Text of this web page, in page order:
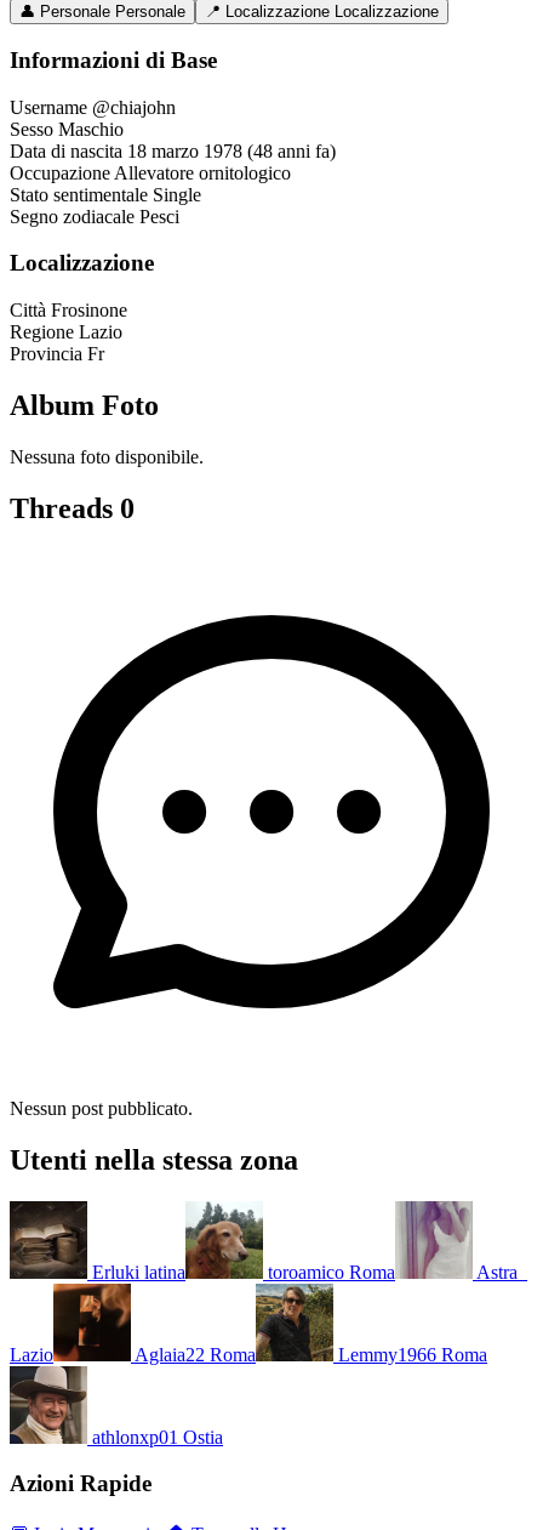
👤 Personale Personale 📍 Localizzazione Localizzazione
Informazioni di Base
Username @chiajohn
Sesso Maschio
Data di nascita 18 marzo 1978 (48 anni fa)
Occupazione Allevatore ornitologico
Stato sentimentale Single
Segno zodiacale Pesci
Localizzazione
Città Frosinone
Regione Lazio
Provincia Fr
Album Foto
Nessuna foto disponibile.
Threads 0
Nessun post pubblicato.
Utenti nella stessa zona
Erluki latina toroamico Roma Astra_
Lazio Aglaia22 Roma Lemmy1966 Roma
athlonxp01 Ostia
Azioni Rapide